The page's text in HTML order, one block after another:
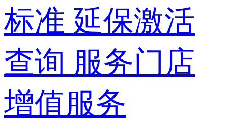
标准 延保激活
查询 服务门店
增值服务